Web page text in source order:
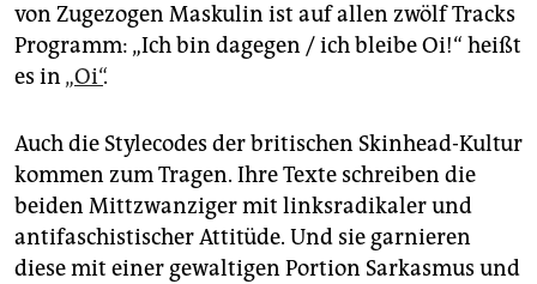
von Zugezogen Maskulin ist auf allen zwölf Tracks
Programm: „Ich bin dagegen / ich bleibe Oi!“ heißt
es in „Oi“.
Auch die Stylecodes der britischen Skinhead-Kultur
kommen zum Tragen. Ihre Texte schreiben die
beiden Mittzwanziger mit linksradikaler und
antifaschistischer Attitüde. Und sie garnieren
diese mit einer gewaltigen Portion Sarkasmus und